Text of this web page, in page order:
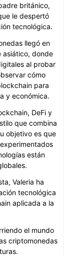
británico,
le despertó
tecnológica.
llegó en
asiático, donde
al probar
cómo
para
y económica.
DeFi y
que combina
objetivo es que
están
Valeria ha
tecnológica
aplicada a la
el mundo
criptomonedas